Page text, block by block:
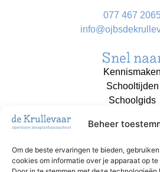
Beheer
Om de beste ervaringen te bieden,
cookies om informatie over je apparaat op
077 467
Snel
Kennismaken
Schooltijden
Schoolgids
Contact
OJBS de Krullevaar is